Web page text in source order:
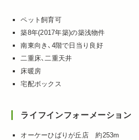
ペット飼育可
築8年(2017年築)の築浅物件
南東向き、4階で日当り良好
二重床、二重天井
床暖房
宅配ボックス
ライフインフォーメーション
オーケーひばりが丘店 約253m